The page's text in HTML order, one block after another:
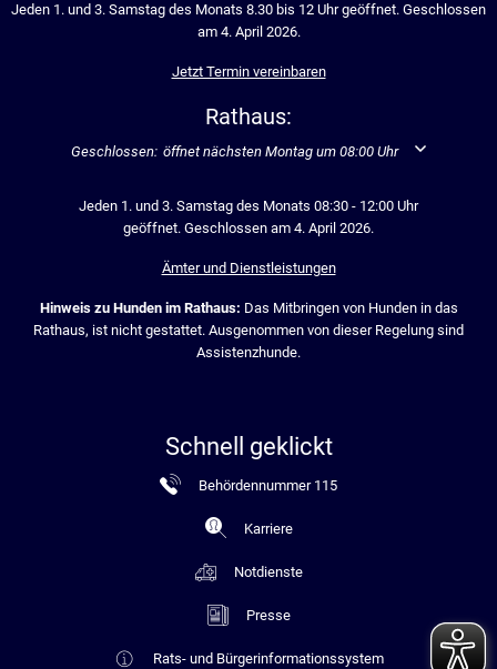
Jeden 1. und 3. Samstag des Monats 8.30 bis 12 Uhr geöffnet. Geschlossen
am 4. April 2026.
Jetzt Termin vereinbaren
Rathaus:
Klicken, um weitere Öffnungs- oder Schließzeiten auszublenden
Geschlossen: öffnet nächsten Montag um 08:00 Uhr
Jeden 1. und 3. Samstag des Monats 08:30 - 12:00 Uhr
geöffnet. Geschlossen am 4. April 2026.
Ämter und Dienstleistungen
Hinweis zu Hunden im Rathaus: Das Mitbringen von Hunden in das
Rathaus, ist nicht gestattet. Ausgenommen von dieser Regelung sind
Assistenzhunde.
Schnell geklickt
Behördennummer 115
Karriere
Notdienste
Presse
Rats- und Bürgerinformationssystem